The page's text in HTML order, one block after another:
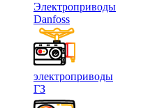
Электроприводы
Danfoss
электроприводы
ГЗ